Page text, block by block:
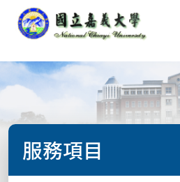
服務項目